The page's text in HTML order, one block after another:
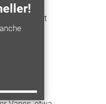
vape-
Bürger nicht
gegen den